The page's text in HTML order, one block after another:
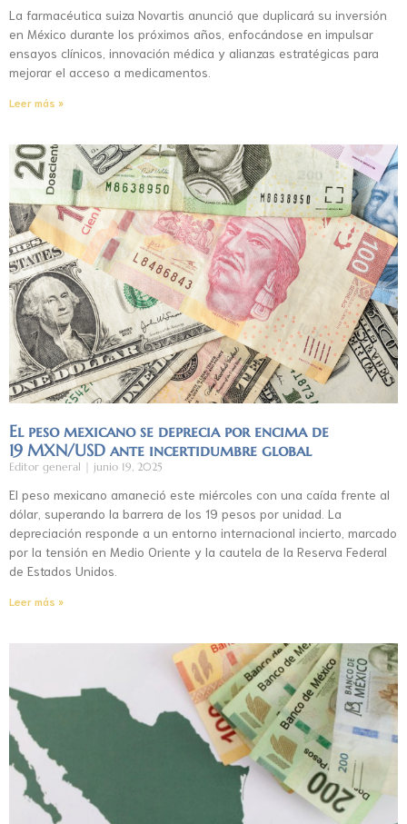
La farmacéutica suiza Novartis anunció que duplicará su inversión
en México durante los próximos años, enfocándose en impulsar
ensayos clínicos, innovación médica y alianzas estratégicas para
mejorar el acceso a medicamentos.
Leer más »
El peso mexicano se deprecia por encima de
19 MXN/USD ante incertidumbre global
Editor general junio 19, 2025
El peso mexicano amaneció este miércoles con una caída frente al
dólar, superando la barrera de los 19 pesos por unidad. La
depreciación responde a un entorno internacional incierto, marcado
por la tensión en Medio Oriente y la cautela de la Reserva Federal
de Estados Unidos.
Leer más »